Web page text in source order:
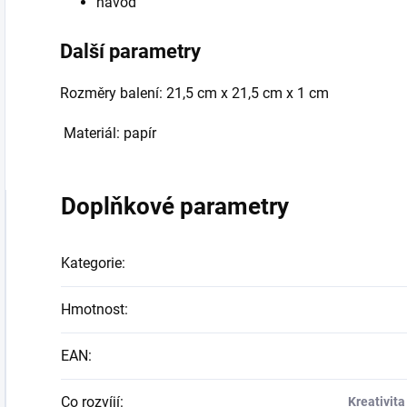
Další parametry
Rozměry balení: 21,5 cm x 21,5 cm x 1 cm
Materiál: papír
Doplňkové parametry
Kategorie:
Hmotnost:
EAN:
Co rozvíjí: Kreativita